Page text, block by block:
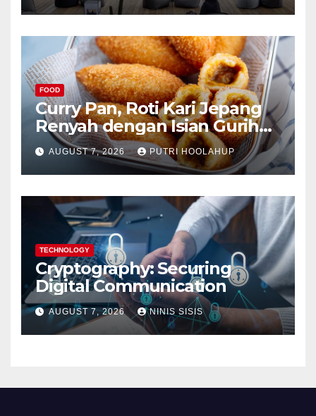
FOOD
Curry Pan, Roti Kari Jepang
Renyah dengan Isian Gurih
Menggoda
AUGUST 7, 2026 PUTRI HOOLAHUP
TECHNOLOGY
Cryptography: Securing
Digital Communication
AUGUST 7, 2026 NINIS SISIS